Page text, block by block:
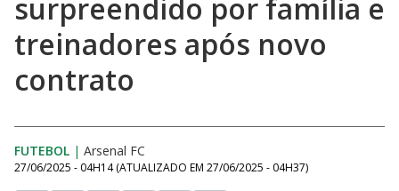
surpreendido por família e
treinadores após novo
contrato
FUTEBOL | Arsenal FC
27/06/2025 - 04H14 (ATUALIZADO EM 27/06/2025 - 04H37)